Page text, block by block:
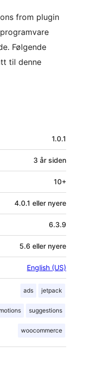
from plugin
Følgende
til denne
1.0.1
3 år siden
10+
4.0.1 eller nyere
6.3.9
5.6 eller nyere
English (US)
ads jetpack
suggestions
woocommerce